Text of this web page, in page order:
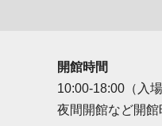
開館時間
10:00-18:00（入
夜間開館など開